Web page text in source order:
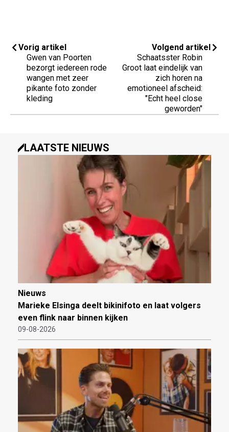
Vorig artikel
Gwen van Poorten
bezorgt iedereen rode
wangen met zeer
pikante foto zonder
kleding
Volgend artikel
Schaatsster Robin
Groot laat eindelijk van
zich horen na
emotioneel afscheid:
"Echt heel close
geworden"
LAATSTE NIEUWS
Nieuws
Marieke Elsinga deelt bikinifoto en laat volgers
even flink naar binnen kijken
09-08-2026